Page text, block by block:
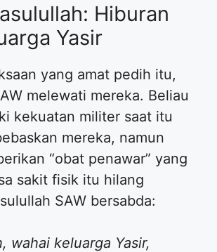
Hiburan
Yasir
yang amat pedih itu,
melewati mereka. Beliau
kekuatan militer saat itu
mereka, namun
“obat penawar” yang
sakit fisik itu hilang
SAW bersabda:
wahai keluarga Yasir,